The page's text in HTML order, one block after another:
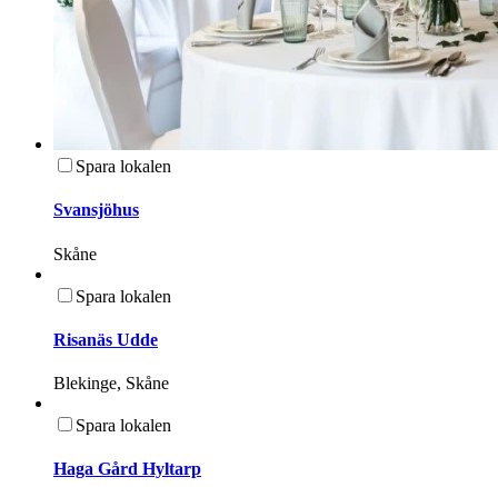
Spara lokalen
Svansjöhus
Skåne
Spara lokalen
Risanäs Udde
Blekinge, Skåne
Spara lokalen
Haga Gård Hyltarp